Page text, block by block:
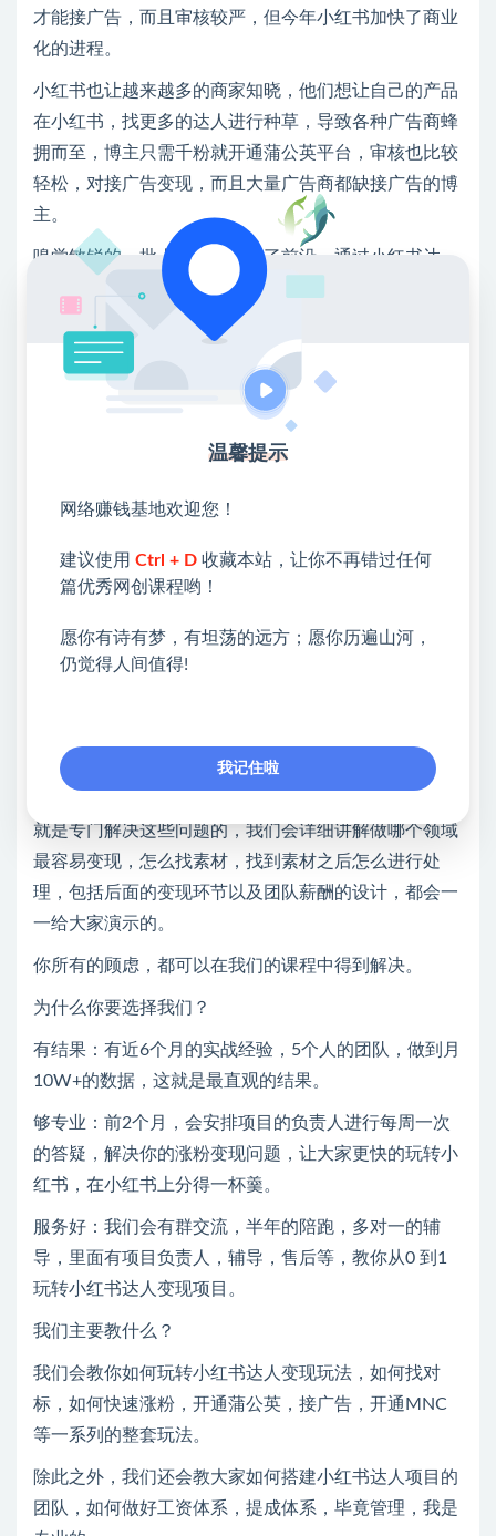
才能接广告，而且审核较严，但今年小红书加快了商业
化的进程。
小红书也让越来越多的商家知晓，他们想让自己的产品
在小红书，找更多的达人进行种草，导致各种广告商蜂
拥而至，博主只需千粉就开通蒲公英平台，审核也比较
轻松，对接广告变现，而且大量广告商都缺接广告的博
主。
嗅觉敏锐的一批人，已经走在了前沿，通过小红书达
人，变现了无数次，今年和明年绝对是小红书达人爆发
式增长的时候，未来市场潜力无限。
现在是最好入场的时机；
现在入局小红书矩阵达人，只要找对方法，真的不难；
完全不用担心没有广告接，用对方法，广告商主动找上
这个项目，是我们外部合伙人今年5月开始实操的，上
手很快，操作也简单，最快能10天涨粉接广告
很多人或许会疑惑，你说得很轻巧，涨粉，成为千粉博
素材怎么来？领域怎么选择？做垂直专一的领域还是泛
招人做小红书达人矩阵等问题……
就是专门解决这些问题的，我们会详细讲解做哪个领域
最容易变现，怎么找素材，找到素材之后怎么进行处
理，包括后面的变现环节以及团队薪酬的设计，都会一
一给大家演示的。
你所有的顾虑，都可以在我们的课程中得到解决。
为什么你要选择我们？
有结果：有近6个月的实战经验，5个人的团队，做到月
10W+的数据，这就是最直观的结果。
够专业：前2个月，会安排项目的负责人进行每周一次
的答疑，解决你的涨粉变现问题，让大家更快的玩转小
红书，在小红书上分得一杯羹。
服务好：我们会有群交流，半年的陪跑，多对一的辅
导，里面有项目负责人，辅导，售后等，教你从0 到1
玩转小红书达人变现项目。
我们主要教什么？
我们会教你如何玩转小红书达人变现玩法，如何找对
标，如何快速涨粉，开通蒲公英，接广告，开通MNC
等一系列的整套玩法。
除此之外，我们还会教大家如何搭建小红书达人项目的
团队，如何做好工资体系，提成体系，毕竟管理，我是
温馨提示
网络赚钱基地欢迎您！
建议使用 Ctrl + D 收藏本站，让你不再错过任何
篇优秀网创课程哟！
愿你有诗有梦，有坦荡的远方；愿你历遍山河，
仍觉得人间值得!
我记住啦